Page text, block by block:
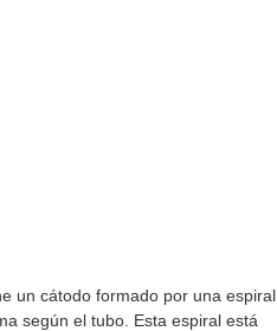
un cátodo formado por una espiral
según el tubo. Esta espiral está